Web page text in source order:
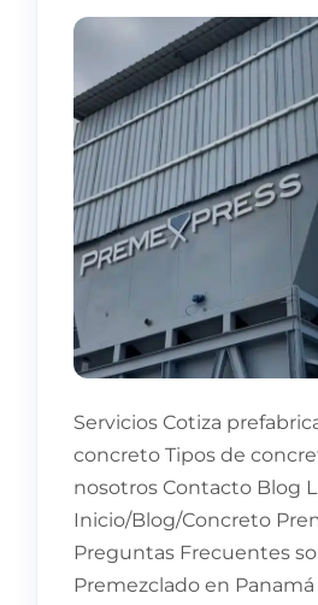
Servicios Cotiza
concreto Tipos de
nosotros Contacto Blog
Inicio/Blog/Concreto
Preguntas Frecuentes
Premezclado en